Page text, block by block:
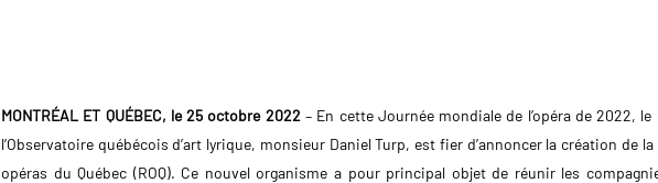
MONTRÉAL ET QUÉBEC, le 25 octobre 2022 – En cette Journée mondiale de l’opéra de 2022,
l’Observatoire québécois d’art lyrique, monsieur Daniel Turp, est fier d’annoncer la création de
opéras du Québec (ROQ). Ce nouvel organisme a pour principal objet de réunir les